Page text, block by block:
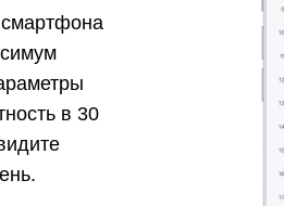
смартфона
в 30